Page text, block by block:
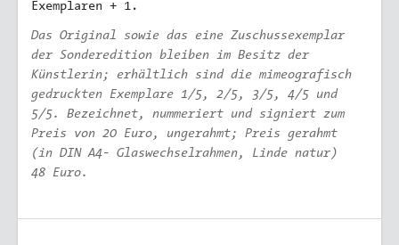
Exemplaren + 1.
Das Original sowie das eine Zuschussexemplar
der Sonderedition bleiben im Besitz der
Künstlerin; erhältlich sind die mimeografisch
gedruckten Exemplare 1/5, 2/5, 3/5, 4/5 und
5/5. Bezeichnet, nummeriert und signiert zum
Preis von 20 Euro, ungerahmt; Preis gerahmt
(in DIN A4- Glaswechselrahmen, Linde natur)
48 Euro.